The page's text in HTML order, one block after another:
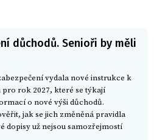
důchodů. Senioři by měli
vydala nové instrukce k
rok 2027, které se týkají
o nové výši důchodů.
jak se jich změněná pravidla
dopisy už nejsou samozřejmostí